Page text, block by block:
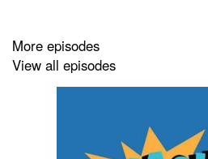
du Gers, de la Gascogne,
enregistrés permettent aussi,
question du privé et du
More episodes
View all episodes